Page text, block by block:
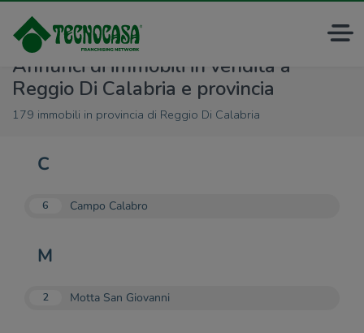
Annunci di immobili in vendita a
Reggio Di Calabria e provincia
179 immobili in provincia di Reggio Di Calabria
C
6 Campo Calabro
M
2 Motta San Giovanni